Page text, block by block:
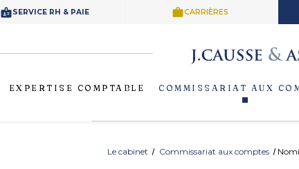
badgeSERVICE RH & PAIE workCARRIÈRES
EXPERTISE COMPTABLE COMMISSARIAT AUX
Le cabinet Commissariat aux comptes